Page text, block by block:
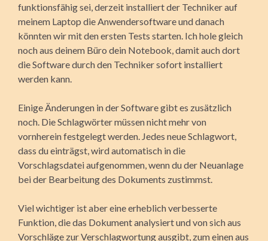
funktionsfähig sei, derzeit installiert der Techniker auf
meinem Laptop die Anwendersoftware und danach
könnten wir mit den ersten Tests starten. Ich hole gleich
noch aus deinem Büro dein Notebook, damit auch dort
die Software durch den Techniker sofort installiert
werden kann.
Einige Änderungen in der Software gibt es zusätzlich
noch. Die Schlagwörter müssen nicht mehr von
vornherein festgelegt werden. Jedes neue Schlagwort,
dass du einträgst, wird automatisch in die
Vorschlagsdatei aufge­nommen, wenn du der Neuanlage
bei der Bearbeitung des Dokuments zustimmst.
Viel wichtiger ist aber eine erheblich verbesserte
Funktion, die das Dokument analysiert und von sich aus
Vorschläge zur Verschlagwortung ausgibt, zum einen aus